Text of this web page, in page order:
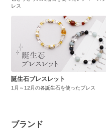
レス
誕生石ブレスレット
1月～12月の各誕生石を使ったブレス
ブランド